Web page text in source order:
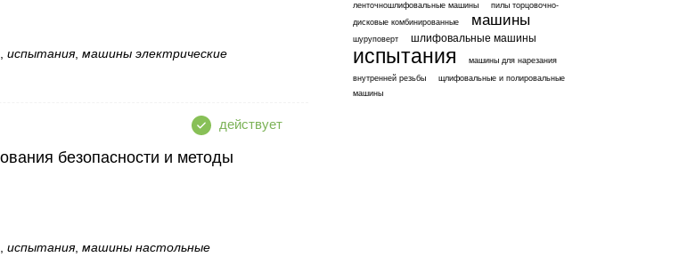
испытания, машины электрические
безопасности и методы
испытания, машины настольные
ленточношлифовальные машины
пилы торцовочно-
дисковые комбинированные
машины
шуруповерт шлифовальные машины
испытания
машины для нарезания
внутренней резьбы
щлифовальные и полировальные
машины